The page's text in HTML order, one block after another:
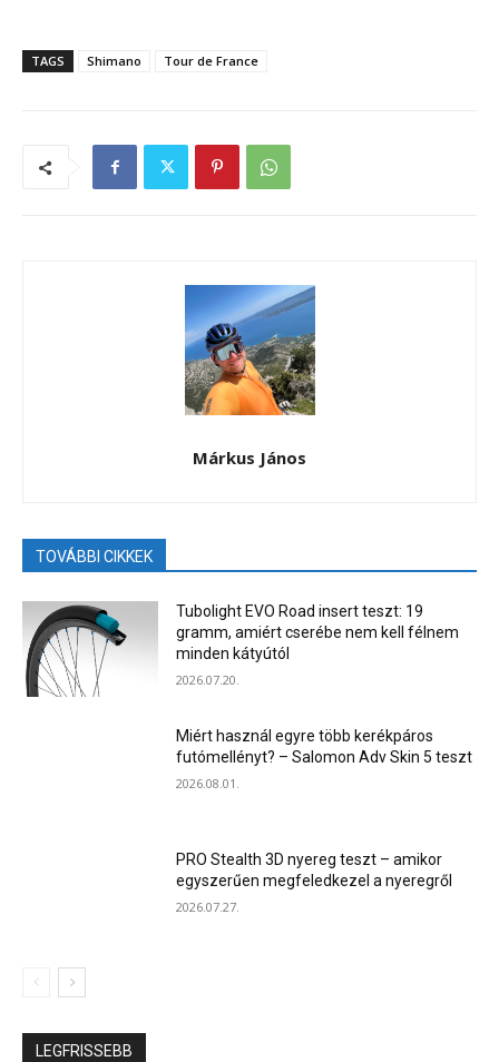
TAGS Shimano Tour de France
Márkus János
TOVÁBBI CIKKEK
Tubolight EVO Road insert teszt: 19
gramm, amiért cserébe nem kell félnem
minden kátyútól
2026.07.20.
Miért használ egyre több kerékpáros
futómellényt? – Salomon Adv Skin 5 teszt
2026.08.01.
PRO Stealth 3D nyereg teszt – amikor
egyszerűen megfeledkezel a nyeregről
2026.07.27.
LEGFRISSEBB